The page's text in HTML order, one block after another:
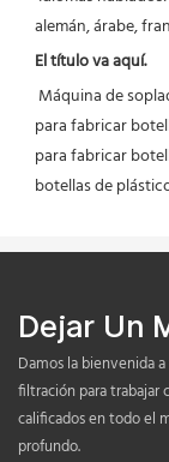
alemán, árabe,
El título va aquí.
para fabricar
para fabricar
botellas de
Dejar Un
Damos la bienvenida
filtración para trabajar
calificados en todo el
profundo.